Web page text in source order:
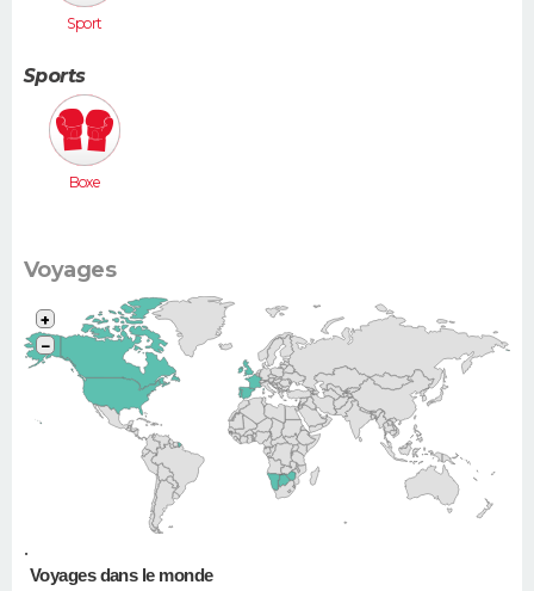
Sport
Sports
Boxe
Voyages
•
+
−
Voyages dans le monde